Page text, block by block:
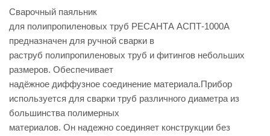
Сварочный паяльник
для полипропиленовых труб РЕСАНТА АСПТ-1000А
предназначен для ручной сварки в
раструб полипропиленовых труб и фитингов небольших
размеров. Обеспечивает
надёжное диффузное соединение материала.Прибор
используется для сварки труб различного диаметра из
большинства полимерных
материалов. Он надежно соединяет конструкции без